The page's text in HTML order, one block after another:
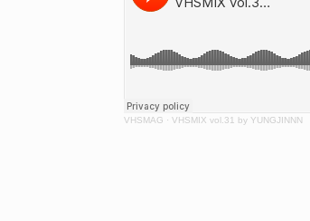
VHSMAG · VHSMIX vol.31 by YUNGJINNN